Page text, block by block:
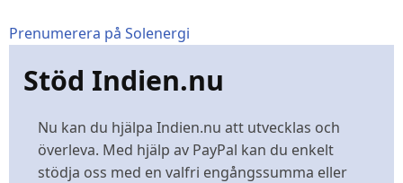
Prenumerera på Solenergi
Stöd Indien.nu
Nu kan du hjälpa Indien.nu att utvecklas och
överleva. Med hjälp av PayPal kan du enkelt
stödja oss med en valfri engångssumma eller